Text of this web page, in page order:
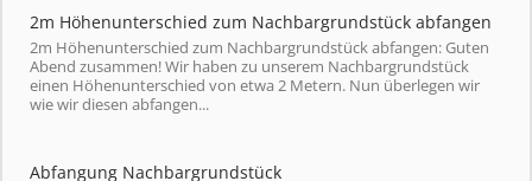
2m Höhenunterschied zum Nachbargrundstück abfangen
2m Höhenunterschied zum Nachbargrundstück abfangen: Guten
Abend zusammen! Wir haben zu unserem Nachbargrundstück
einen Höhenunterschied von etwa 2 Metern. Nun überlegen wir
wie wir diesen abfangen...
Abfangung Nachbargrundstück